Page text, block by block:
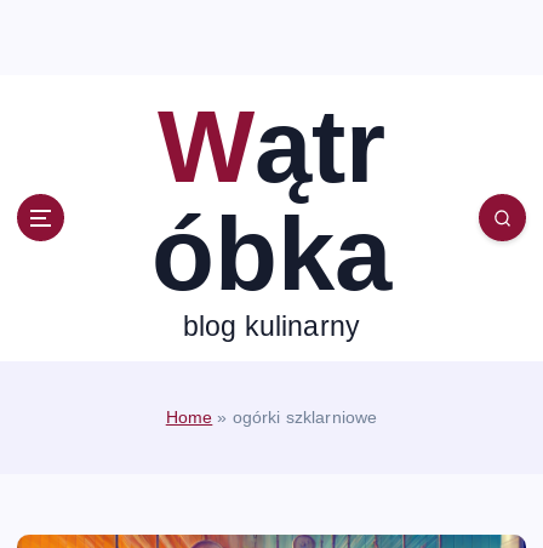
Wątr
óbka
blog kulinarny
Home » ogórki szklarniowe